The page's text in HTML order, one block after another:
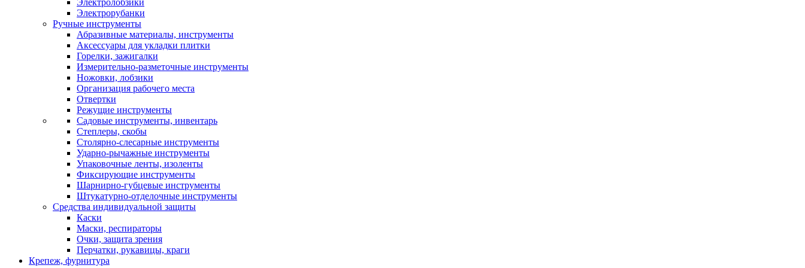
Электрорубанки
Ручные инструменты
Абразивные материалы, инструменты
Аксессуары для укладки плитки
Горелки, зажигалки
Измерительно-разметочные инструменты
Ножовки, лобзики
Организация рабочего места
Отвертки
Режущие инструменты
Садовые инструменты, инвентарь
Степлеры, скобы
Столярно-слесарные инструменты
Ударно-рычажные инструменты
Упаковочные ленты, изоленты
Фиксирующие инструменты
Шарнирно-губцевые инструменты
Штукатурно-отделочные инструменты
Средства индивидуальной защиты
Каски
Маски, респираторы
Очки, защита зрения
Перчатки, рукавицы, краги
Крепеж, фурнитура